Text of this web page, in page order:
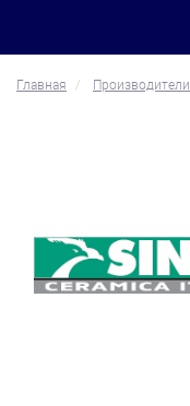
Главная Производители